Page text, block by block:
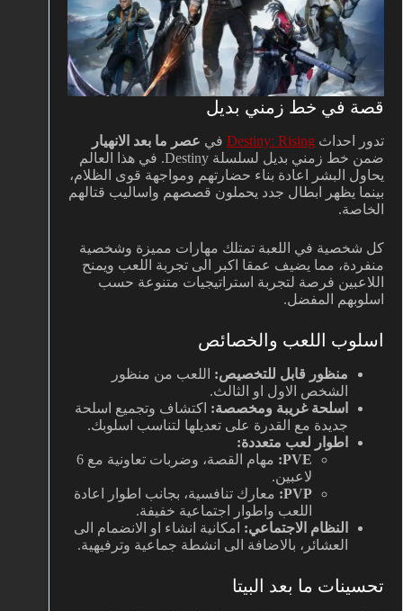
قصة في خط زمني بديل
تدور احداث Destiny: Rising في عصر ما بعد الانهيار
ضمن خط زمني بديل لسلسلة Destiny. في هذا العالم
يحاول البشر اعادة بناء حضارتهم ومواجهة قوى الظلام،
بينما يظهر ابطال جدد يحملون قصصهم واساليب قتالهم
الخاصة.
كل شخصية في اللعبة تمتلك مهارات مميزة وشخصية
منفردة، مما يضيف عمقا اكبر الى تجربة اللعب ويمنح
اللاعبين فرصة لتجربة استراتيجيات متنوعة حسب
اسلوبهم المفضل.
اسلوب اللعب والخصائص
منظور قابل للتخصيص: اللعب من منظور
الشخص الاول او الثالث.
اسلحة غريبة ومخصصة: اكتشاف وتجميع اسلحة
جديدة مع القدرة على تعديلها لتناسب اسلوبك.
اطوار لعب متعددة:
PVE:
مهام القصة، وضربات تعاونية مع 6
لاعبين.
PVP: معارك تنافسية، بجانب اطوار اعادة
اللعب واطوار اجتماعية خفيفة.
النظام الاجتماعي: امكانية انشاء او الانضمام الى
العشائر، بالاضافة الى انشطة جماعية وترفيهية.
تحسينات ما بعد البيتا